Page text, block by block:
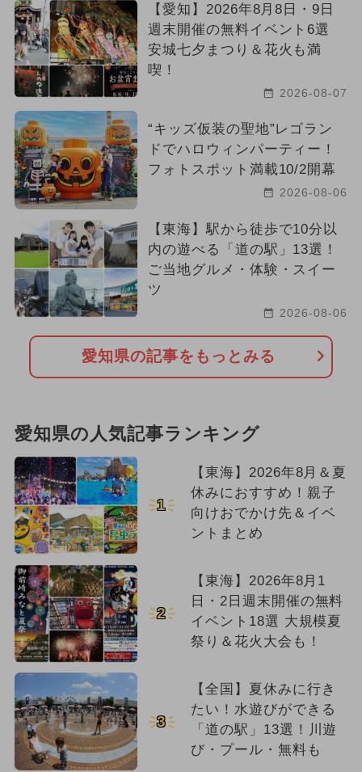
【愛知】2026年8月8日・9日
週末開催の無料イベント6選
安城七夕まつり＆花火も満
喫！
2026-08-07
“キッズ仮装の聖地”レゴラン
ドでハロウィンパーティー！
フォトスポット満載10/2開幕
2026-08-06
【東海】駅から徒歩で10分以
内の遊べる「道の駅」13選！
ご当地グルメ・体験・スイー
ツ
2026-08-06
愛知県の記事をもっとみる
愛知県の人気記事ランキング
1
【東海】2026年8月＆夏
休みにおすすめ！親子
向けおでかけ先＆イベ
ントまとめ
2
【東海】2026年8月1
日・2日週末開催の無料
イベント18選 大規模夏
祭り＆花火大会も！
3
【全国】夏休みに行き
たい！水遊びができる
「道の駅」13選！川遊
び・プール・無料も